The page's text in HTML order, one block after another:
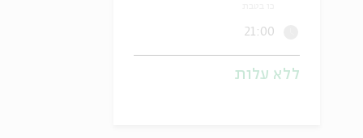
21:00
ללא עלות